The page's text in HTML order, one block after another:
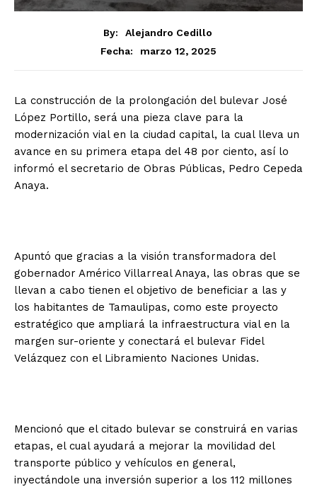
By:
Alejandro Cedillo
Fecha:
marzo 12, 2025
La construcción de la prolongación del bulevar José
López Portillo, será una pieza clave para la
modernización vial en la ciudad capital, la cual lleva un
avance en su primera etapa del 48 por ciento, así lo
informó el secretario de Obras Públicas, Pedro Cepeda
Anaya.
Apuntó que gracias a la visión transformadora del
gobernador Américo Villarreal Anaya, las obras que se
llevan a cabo tienen el objetivo de beneficiar a las y
los habitantes de Tamaulipas, como este proyecto
estratégico que ampliará la infraestructura vial en la
margen sur-oriente y conectará el bulevar Fidel
Velázquez con el Libramiento Naciones Unidas.
Mencionó que el citado bulevar se construirá en varias
etapas, el cual ayudará a mejorar la movilidad del
transporte público y vehículos en general,
inyectándole una inversión superior a los 112 millones